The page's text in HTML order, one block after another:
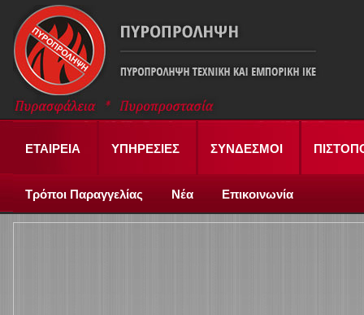
ΕΤΑΙΡΕΙΑ ΥΠΗΡΕΣΙΕΣ ΣΥΝΔΕΣΜΟΙ
Τρόποι Παραγγελίας Νέα Επικοινωνία